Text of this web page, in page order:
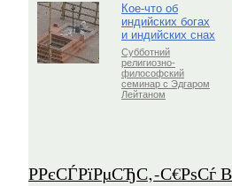
Кое-что об
индийских богах
и индийских снах
Субботний
религиозно-
философский
семинар с Эдгаром
Лейтаном
Р­РєСЃРїРµСЂС‚-С€РѕСѓ